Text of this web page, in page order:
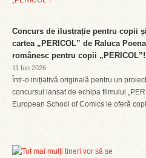
Concurs de ilustrație pentru copii
cartea „PERICOL” de Raluca
românesc pentru copii „PERICOL”!
11 Iun 2026
Într-o inițiativă originală pentru un
concursul lansat de echipa filmului
European School of Comics le oferă